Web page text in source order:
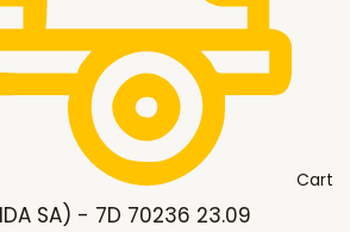
Cart
SA) - 7D 70236 23.09